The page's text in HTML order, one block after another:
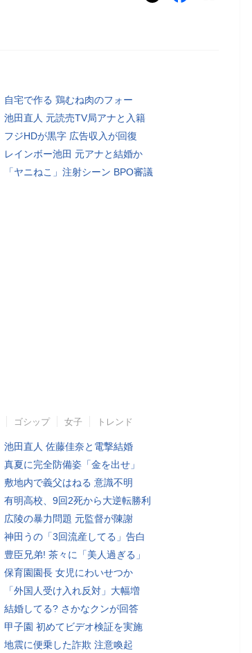
自宅で作る 鶏むね肉のフォー
池田直人 元読売TV局アナと入籍
フジHDが黒字 広告収入が回復
レインボー池田 元アナと結婚か
「ヤニねこ」注射シーン BPO審議
ゴシップ 女子 トレンド
池田直人 佐藤佳奈と電撃結婚
真夏に完全防備姿「金を出せ」
敷地内で義父はねる 意識不明
有明高校、9回2死から大逆転勝利
広陵の暴力問題 元監督が陳謝
神田うの「3回流産してる」告白
豊臣兄弟! 茶々に「美人過ぎる」
保育園園長 女児にわいせつか
「外国人受け入れ反対」大幅増
結婚してる? さかなクンが回答
甲子園 初めてビデオ検証を実施
地震に便乗した詐欺 注意喚起